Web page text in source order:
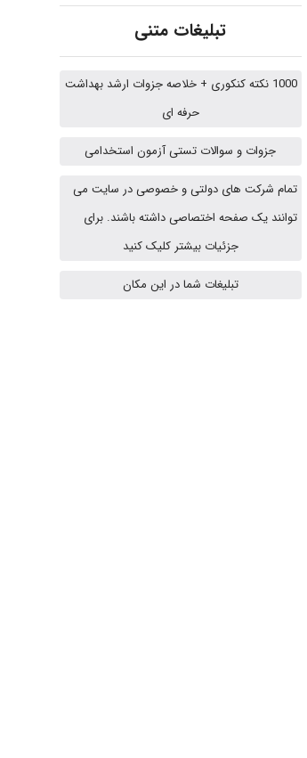
fatima
fahimeh sheibani
HaddadiMahsa
تبلیغات متنی
1000 نکته کنکوری + خلاصه جزوات ارشد بهداشت
حرفه ای
جزوات و سوالات تستی آزمون استخدامی
تمام شرکت های دولتی و خصوصی در سایت می
توانند یک صفحه اختصاصی داشته باشند. برای
جزئیات بیشتر کلیک کنید
تبلیغات شما در این مکان